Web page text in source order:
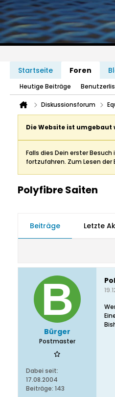
Startseite Foren
Heutige Beiträge
Diskussionsforum
Die Website ist umgebaut
Falls dies Dein erster
fortzufahren. Zum Lesen
Polyfibre Saiten
Beiträge Letzte
Bürger
Postmaster
Dabei seit:
17.08.2004
Beiträge: 143